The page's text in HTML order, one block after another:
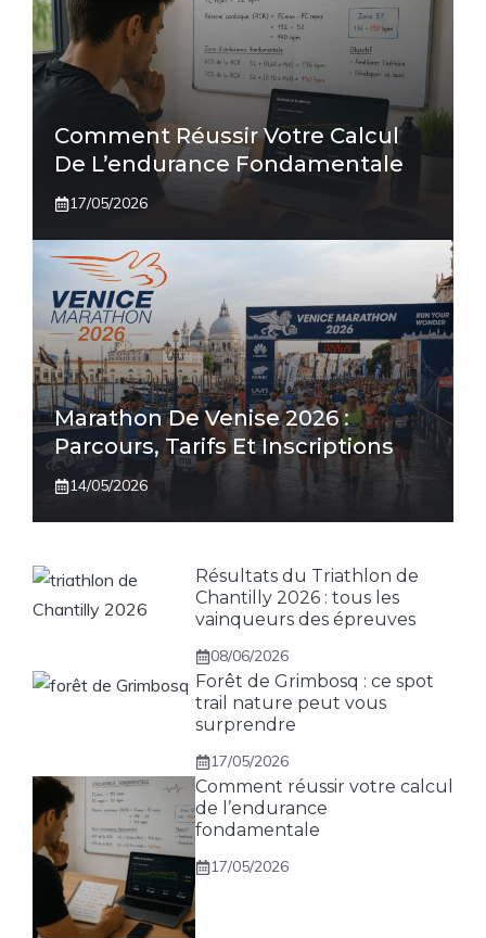
Comment Réussir Votre Calcul
De L’endurance Fondamentale
17/05/2026
Marathon De Venise 2026 :
Parcours, Tarifs Et Inscriptions
14/05/2026
Résultats du Triathlon de
Chantilly 2026 : tous les
vainqueurs des épreuves
08/06/2026
Forêt de Grimbosq : ce spot
trail nature peut vous
surprendre
17/05/2026
Comment réussir votre calcul
de l’endurance
fondamentale
17/05/2026